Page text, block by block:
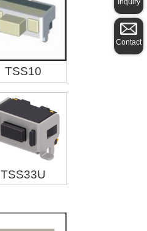
Contact
TSS10
TSS33U